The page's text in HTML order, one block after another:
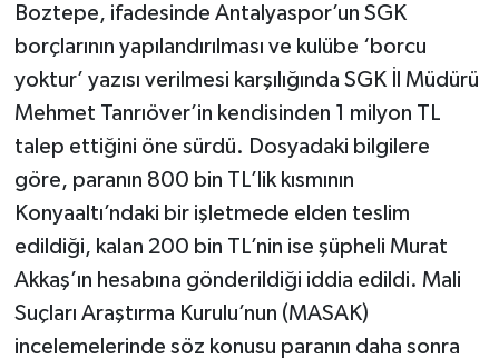
Boztepe, ifadesinde Antalyaspor’un SGK
borçlarının yapılandırılması ve kulübe ‘borcu
yoktur’ yazısı verilmesi karşılığında SGK İl Müdürü
Mehmet Tanrıöver’in kendisinden 1 milyon TL
talep ettiğini öne sürdü. Dosyadaki bilgilere
göre, paranın 800 bin TL’lik kısmının
Konyaaltı’ndaki bir işletmede elden teslim
edildiği, kalan 200 bin TL’nin ise şüpheli Murat
Akkaş’ın hesabına gönderildiği iddia edildi. Mali
Suçları Araştırma Kurulu’nun (MASAK)
incelemelerinde söz konusu paranın daha sonra